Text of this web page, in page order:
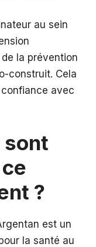
au sein
la prévention
construit. Cela
avec
sont
?
est un
la santé au